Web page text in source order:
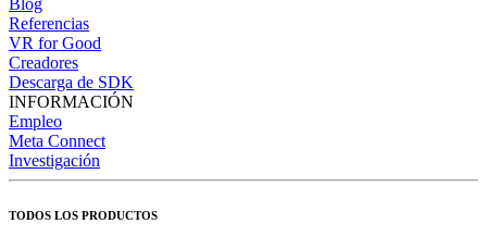
Blog
Referencias
VR for Good
Creadores
Descarga de SDK
INFORMACIÓN
Empleo
Meta Connect
Investigación
TODOS LOS PRODUCTOS